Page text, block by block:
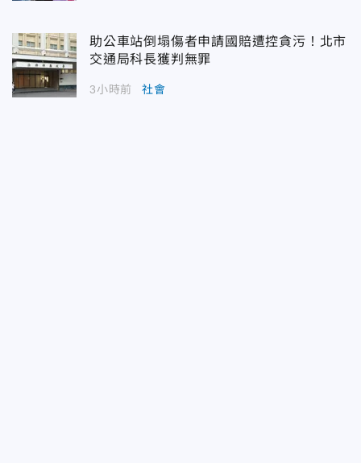
助公車站倒塌傷者申請國賠遭控貪污！北市
交通局科長獲判無罪
3小時前 社會